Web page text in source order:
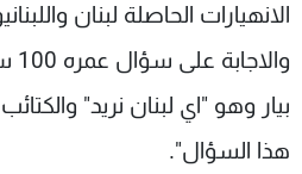
الانهيارات الحاصلة لبنان
بيار وهو "اي لبنان نريد"
هذا السؤال".